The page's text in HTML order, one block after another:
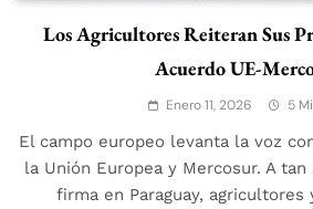
Los Agricultores Reiteran Sus
Acuerdo UE-
Enero 11, 2026 5
El campo europeo levanta la voz
la Unión Europea y Mercosur. A
firma en Paraguay, agricultores